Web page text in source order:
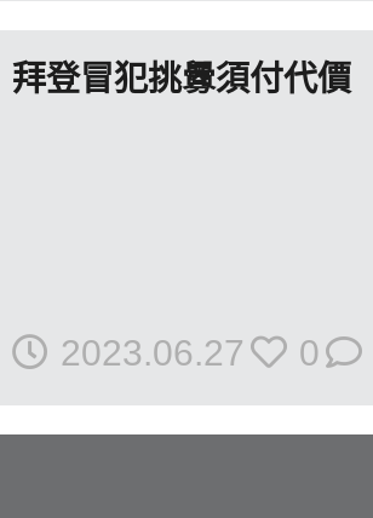
拜登冒犯挑釁須付代價
2023.06.27 0